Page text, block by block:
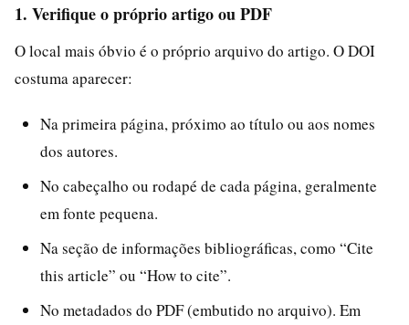
1. Verifique o próprio artigo ou PDF
O local mais óbvio é o próprio arquivo do artigo. O DOI
costuma aparecer:
Na primeira página, próximo ao título ou aos nomes
dos autores.
No cabeçalho ou rodapé de cada página, geralmente
em fonte pequena.
Na seção de informações bibliográficas, como “Cite
this article” ou “How to cite”.
No metadados do PDF (embutido no arquivo). Em